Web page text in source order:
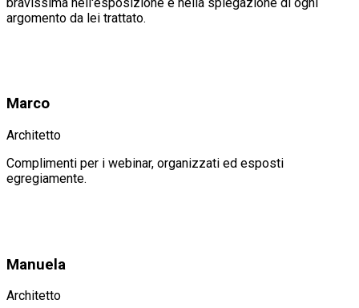
argomento da lei trattato.
Marco
Architetto
Complimenti per i webinar, organizzati ed esposti
egregiamente.
Manuela
Architetto